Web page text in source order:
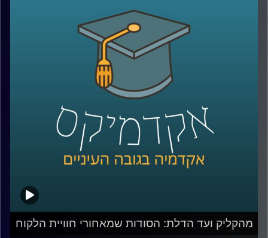
מהקליק ועד הדלת: הסודות שמאחורי חוויית הלקוח